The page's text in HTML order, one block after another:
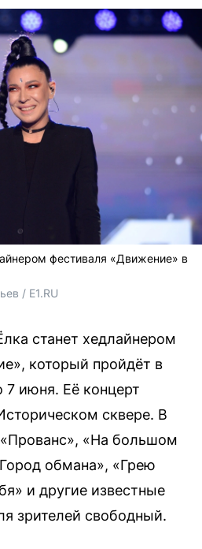
фестиваля «Движение» в
/ E1.RU
станет хедлайнером
который пройдёт в
7 июня. Её концерт
сквере. В
«На большом
обмана», «Грею
и другие известные
зрителей свободный.